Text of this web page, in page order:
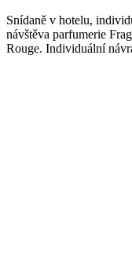
Snídaně v hotelu,
návštěva parfumerie
Rouge. Individuální